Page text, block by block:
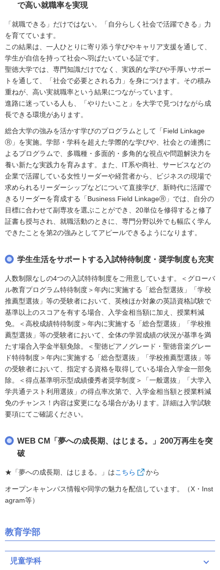
で高い就職率を実現
「就職できる」だけではない。「自分らしく社会で活躍できる」力
を育てています。
この結果は、一人ひとりに寄り添う学びやキャリア支援を通して、
学生が自信を持って社会へ羽ばたいている証です。
聖徳大学では、専門知識だけでなく、実践的な学びや手厚いサポー
トを通して、「社会で必要とされる力」を身につけます。その積み
重ねが、高い実就職率という結果につながっています。
進路に迷っている人も、「やりたいこと」を大学で見つけながら成
長できる環境があります。
総合大学の強みを活かす学びのプログラムとして「Field Linkage
Ⓡ」を実施。学部・学科を超えた学際的な学びや、社会との連携に
よるプログラムで、多職種・多面的・多角的な視点や問題解決力を
養い新たな実践力を育みます。また、IT系や商社、サービスなどの
企業で活躍している女性リーダーや経営者から、ビジネスの現場で
求められるリーダーシップなどについて直接学び、新時代に活躍で
きるリーダーを育成する「Business Field LinkageⓇ」では、自分の
目標に合わせて副専攻を選ぶことができ、20単位を修得すると修了
証書も授与され、就職活動のときに、専門分野以外でも幅広く学ん
できたことを第2の強みとしてアピールできるようになります。
学生生活をサポートする入試特待制度・奨学制度も充実
人数制限なしの4つの入試特待制度をご用意しています。＜グローバ
ル教育プログラム特待制度＞年内に実施する「総合型選抜」「学校
推薦型選抜」等の受験者において、英検ほか対象の英語資格試験で
基準以上のスコアを有する場合、入学金相当額に加え、授業料減
免。＜高校成績特待制度＞年内に実施する「総合型選抜」「学校推
薦型選抜」等の受験者において、全体の学習成績の状況が基準を満
たす場合入学金半額免除。＜聖徳ピアノグレード・聖徳音楽グレー
ド特待制度＞年内に実施する「総合型選抜」「学校推薦型選抜」等
の受験者において、指定する資格を取得している場合入学金一部免
除。＜得点基準明示型成績優秀者奨学制度＞「一般選抜」「大学入
学共通テスト利用選抜」の得点率次第で、入学金相当額と授業料減
免のチャンス！内容は変更になる場合があります。詳細は入学試験
要項にてご確認ください。
WEB CM「夢への成長期、はじまる。」200万再生を突
破
★「夢への成長期、はじまる。」はこちら から
オープンキャンパス情報や同学の魅力を配信しています。（X・Inst
agram等）
教育学部
児童学科